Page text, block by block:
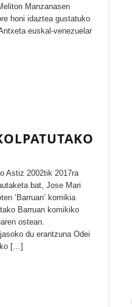
Manzanasen
honi idaztea gustatuko
euskal-venezuelar
Astiz 2002tik 2017ra
bat, Jose Mari
‘Barruan’ komikia
Barruan komikiko
ostean.
du erantzuna Odei
[…]